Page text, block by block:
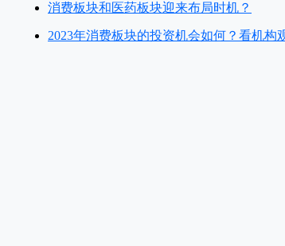
消费板块和医药板块迎来布局时机？
2023年消费板块的投资机会如何？看机构